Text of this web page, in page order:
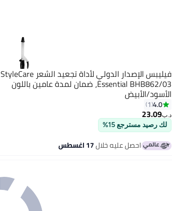
فيليبس الإصدار الدولي لأداة تجعيد الشعر StyleCare
Essential BHB862/03، ضمان لمدة عامين باللون
الأسود/الأبيض
4.0
1
د.ب‏23.09
لك رصيد مسترجع 15%
احصل عليه خلال17 اغسطس